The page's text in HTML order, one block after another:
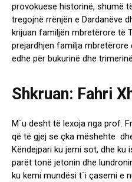
provokuese historinë, shumë
tregojnë rrënjën e Dardanëve
krijuan familjën mbretërore të
prejardhjen familja
edhe për bukurinë dhe
Shkruan: Fahri
M`u desht të lexoja nga prof.
që të gjej se çka mëshehte
Këndejpari ku jemi sot, dhe ku
parët tonë jetonin dhe
ku kemi mundësi t`i çasemi e